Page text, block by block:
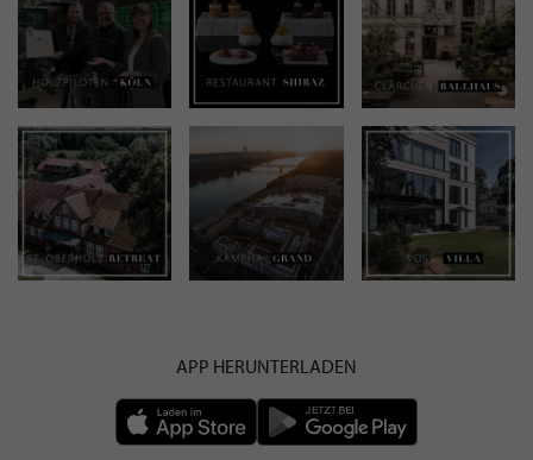
APP HERUNTERLADEN